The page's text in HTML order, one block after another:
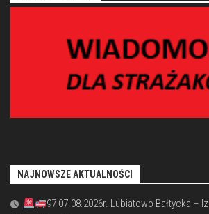
NAJNOWSZE AKTUALNOŚCI
97 07.08.2026r. Lubiatowo Bałtycka –